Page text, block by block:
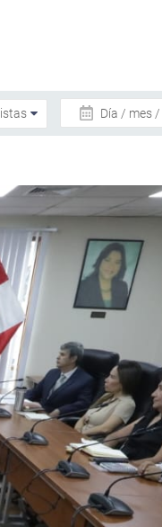
Día / mes